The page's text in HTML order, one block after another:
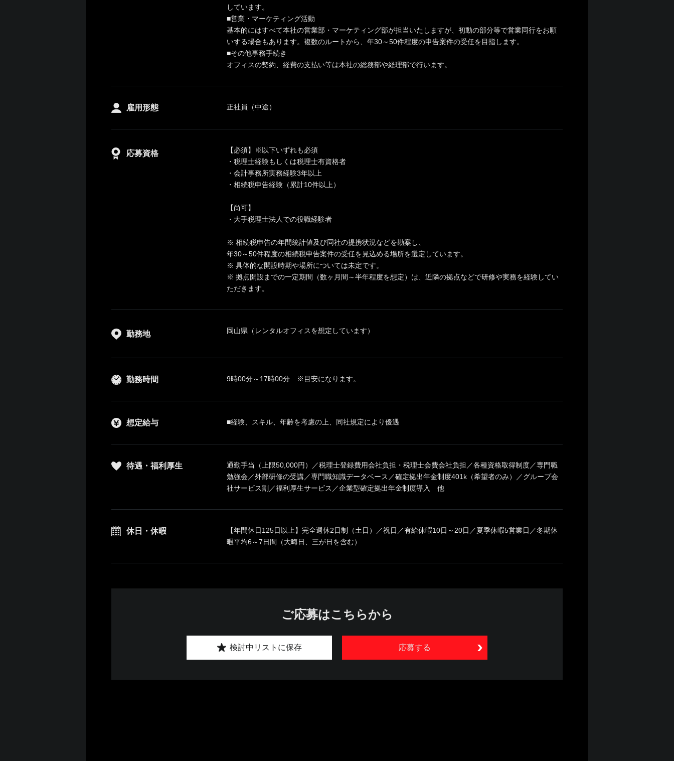
しています。
■営業・マーケティング活動
基本的にはすべて本社の営業部・マーケティング部が担当いたしますが、初動の部分等で営業同行をお願
いする場合もあります。複数のルートから、年30～50件程度の申告案件の受任を目指します。
■その他事務手続き
オフィスの契約、経費の支払い等は本社の総務部や経理部で行います。
雇用形態 正社員（中途）
応募資格
【必須】※以下いずれも必須
・税理士経験もしくは税理士有資格者
・会計事務所実務経験3年以上
・相続税申告経験（累計10件以上）
【尚可】
・大手税理士法人での役職経験者
※ 相続税申告の年間統計値及び同社の提携状況などを勘案し、
年30～50件程度の相続税申告案件の受任を見込める場所を選定しています。
※ 具体的な開設時期や場所については未定です。
※ 拠点開設までの一定期間（数ヶ月間～半年程度を想定）は、近隣の拠点などで研修や実務を経験してい
ただきます。
勤務地 岡山県（レンタルオフィスを想定しています）
勤務時間 9時00分～17時00分 ※目安になります。
想定給与 ■経験、スキル、年齢を考慮の上、同社規定により優遇
待遇・福利厚生
通勤手当（上限50,000円）／税理士登録費用会社負担・税理士会費会社負担／各種資格取得制度／専門職
勉強会／外部研修の受講／専門職知識データベース／確定拠出年金制度401k（希望者のみ）／グループ会
社サービス割／福利厚生サービス／企業型確定拠出年金制度導入 他
休日・休暇
【年間休日125日以上】完全週休2日制（土日）／祝日／有給休暇10日～20日／夏季休暇5営業日／冬期休
暇平均6～7日間（大晦日、三が日を含む）
ご応募はこちらから
応募する
検討中リストに保存